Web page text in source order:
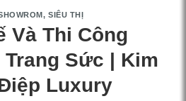
SIÊU THỊ
Và Thi Công
Sức | Kim
Luxury